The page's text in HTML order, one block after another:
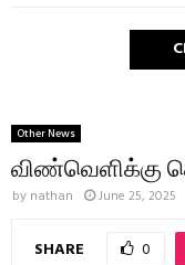
Other News
விண்வெளிக்கு
by nathan June 25, 2025
SHARE 0